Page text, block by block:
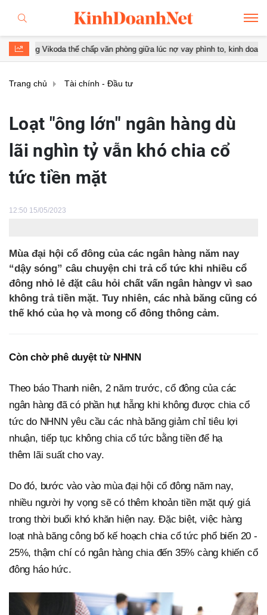
Chưa xong lùm xùm kim cương, PNJ và SJC lộ sai phạm
Trang chủ Tài chính - Đầu tư
Loạt "ông lớn" ngân hàng dù
lãi nghìn tỷ vẫn khó chia cổ
tức tiền mặt
12:50 15/05/2023
Mùa đại hội cổ đông của các ngân hàng năm nay
“dậy sóng” câu chuyện chi trả cổ tức khi nhiều cổ
đông nhỏ lẻ đặt câu hỏi chất vấn ngân hàngv vì sao
không trả tiền mặt. Tuy nhiên, các nhà băng cũng có
thế khó của họ và mong cổ đông thông cảm.
Còn chờ phê duyệt từ NHNN
Theo báo Thanh niên, 2 năm trước, cổ đông của các
ngân hàng đã có phần hụt hẫng khi không được chia cổ
tức do NHNN yêu cầu các nhà băng giảm chỉ tiêu lợi
nhuận, tiếp tục không chia cổ tức bằng tiền để hạ
thêm lãi suất cho vay.
Do đó, bước vào vào mùa đại hội cổ đông năm nay,
nhiều người hy vọng sẽ có thêm khoản tiền mặt quý giá
trong thời buổi khó khăn hiện nay. Đặc biệt, việc hàng
loạt nhà băng công bố kế hoạch chia cổ tức phổ biến 20 -
25%, thậm chí có ngân hàng chia đến 35% càng khiến cổ
đông háo hức.